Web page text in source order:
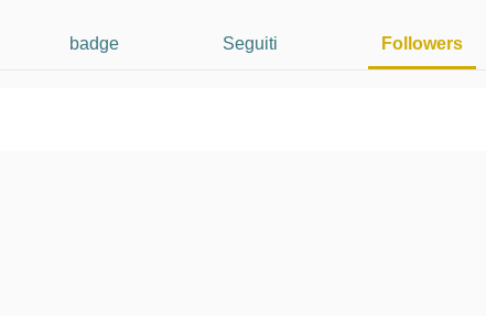
badge Seguiti Followers